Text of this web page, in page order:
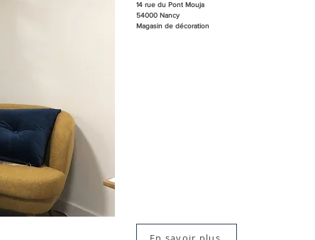
14 rue du Pont Mouja
54000 Nancy
Magasin de décoration